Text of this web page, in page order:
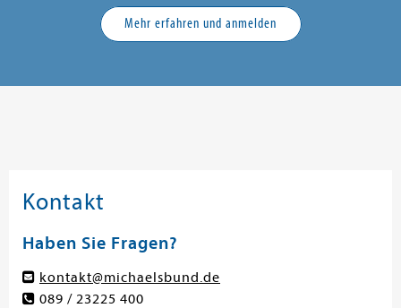
Mehr erfahren und anmelden
Kontakt
Haben Sie Fragen?
kontakt@michaelsbund.de
089 / 23225 400